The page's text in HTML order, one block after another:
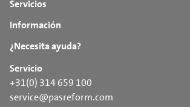
Servicios
Información
¿Necesita ayuda?
Servicio
+31(0) 314 659 100
service@pasreform.com